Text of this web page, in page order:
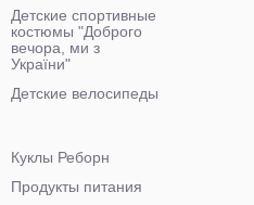
Детские спортивные
костюмы "Доброго
вечора, ми з
України"
Детские велосипеды
Куклы Реборн
Продукты питания